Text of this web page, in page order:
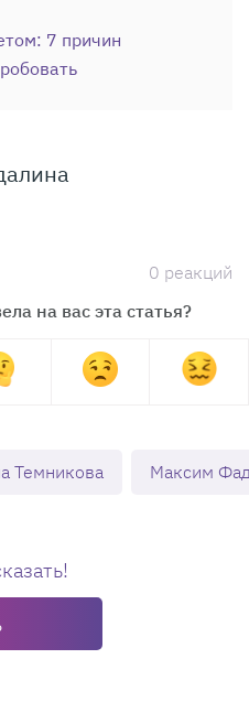
7 причин
0 реакций
на вас эта статья?
Темникова Максим